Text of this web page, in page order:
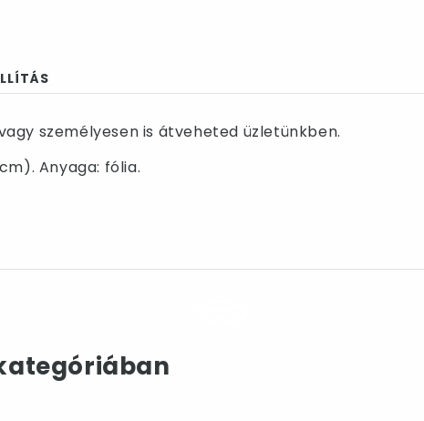
személyesen is átveheted üzletünkben.
Anyaga: fólia.